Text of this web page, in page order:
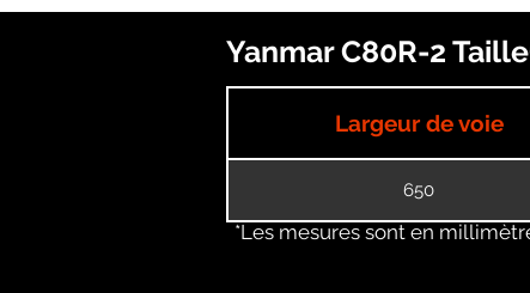
Yanmar C80R-2
Largeur de voie
650
*Les mesures sont en